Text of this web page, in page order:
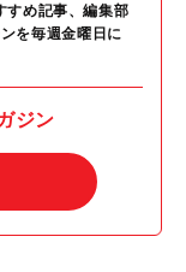
め記事、編集部
を毎週金曜日に
ジン